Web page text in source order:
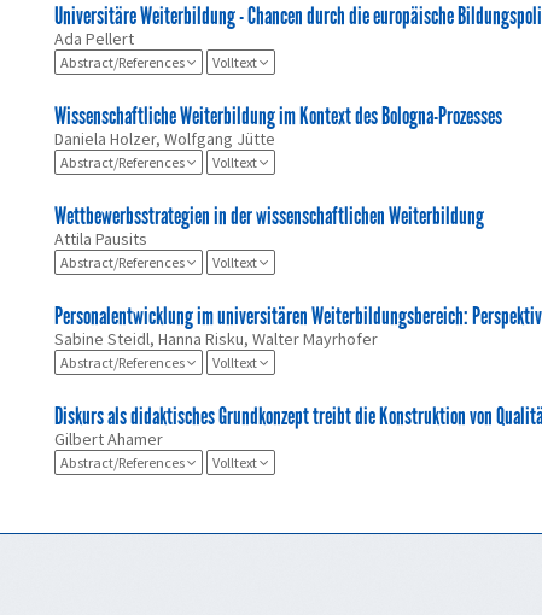
Universitäre Weiterbildung - Chancen durch die europäische
Ada Pellert
Abstract/References Volltext
Wissenschaftliche Weiterbildung im Kontext des Bologna-Prozesses
Daniela Holzer, Wolfgang Jütte
Abstract/References Volltext
Wettbewerbsstrategien in der wissenschaftlichen Weiterbildung
Attila Pausits
Abstract/References Volltext
Personalentwicklung im universitären Weiterbildungsbereich:
Sabine Steidl, Hanna Risku, Walter Mayrhofer
Abstract/References Volltext
Diskurs als didaktisches Grundkonzept treibt die Konstruktion von
Gilbert Ahamer
Abstract/References Volltext